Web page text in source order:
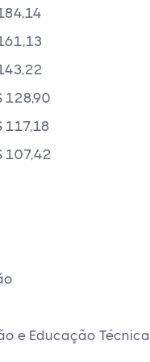
128,90
117,18
107,42
e Educação Técnica